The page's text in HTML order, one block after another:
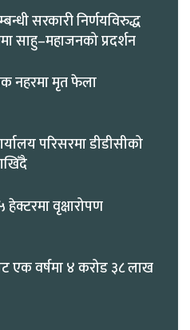
सरकारी निर्णयविरुद्ध
साहु–महाजनको प्रदर्शन
नहरमा मृत फेला
परिसरमा डीडीसीको
हेक्टरमा वृक्षारोपण
एक वर्षमा ४ करोड ३८ लाख